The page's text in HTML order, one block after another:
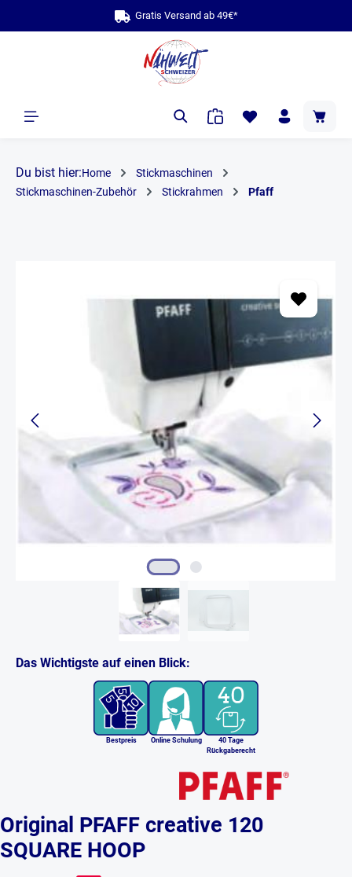
Gratis Versand ab 49€*
Du bist hier:Home
Stickmaschinen
Stickmaschinen-Zubehör
Stickrahmen Pfaff
Das Wichtigste auf einen Blick:
Bestpreis Online Schulung
40 Tage
Rückgaberecht
Original PFAFF creative 120
SQUARE HOOP